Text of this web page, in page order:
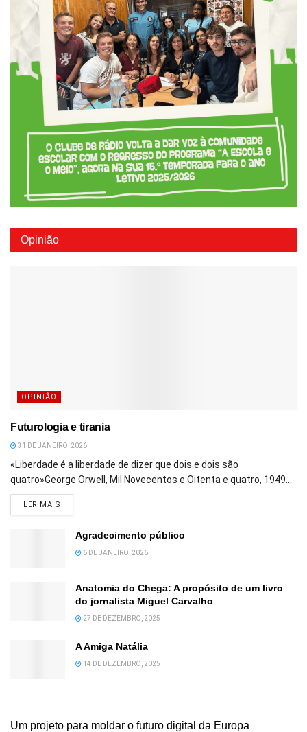
Opinião
OPINIÃO
Futurologia e tirania
31 DE JANEIRO, 2026
«Liberdade é a liberdade de dizer que dois e dois são
quatro»George Orwell, Mil Novecentos e Oitenta e quatro, 1949...
LER MAIS
Agradecimento público
6 DE JANEIRO, 2026
Anatomia do Chega: A propósito de um livro
do jornalista Miguel Carvalho
27 DE DEZEMBRO, 2025
A Amiga Natália
14 DE DEZEMBRO, 2025
Um projeto para moldar o futuro digital da Europa